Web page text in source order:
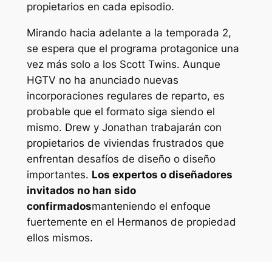
propietarios en cada episodio.
Mirando hacia adelante a la temporada 2,
se espera que el programa protagonice una
vez más solo a los Scott Twins. Aunque
HGTV no ha anunciado nuevas
incorporaciones regulares de reparto, es
probable que el formato siga siendo el
mismo. Drew y Jonathan trabajarán con
propietarios de viviendas frustrados que
enfrentan desafíos de diseño o diseño
importantes. Los expertos o diseñadores
invitados no han sido
confirmadosmanteniendo el enfoque
fuertemente en el Hermanos de propiedad
ellos mismos.